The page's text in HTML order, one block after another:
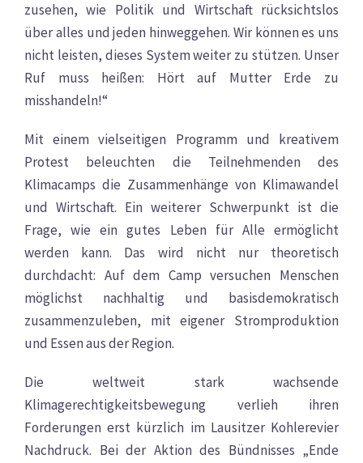
zusehen, wie Politik und Wirtschaft rücksichtslos
über alles und jeden hinweggehen. Wir können es uns
nicht leisten, dieses System weiter zu stützen. Unser
Ruf muss heißen: Hört auf Mutter Erde zu
misshandeln!“
Mit einem vielseitigen Programm und kreativem
Protest beleuchten die Teilnehmenden des
Klimacamps die Zusammenhänge von Klimawandel
und Wirtschaft. Ein weiterer Schwerpunkt ist die
Frage, wie ein gutes Leben für Alle ermöglicht
werden kann. Das wird nicht nur theoretisch
durchdacht: Auf dem Camp versuchen Menschen
möglichst nachhaltig und basisdemokratisch
zusammenzuleben, mit eigener Stromproduktion
und Essen aus der Region.
Die weltweit stark wachsende
Klimagerechtigkeitsbewegung verlieh ihren
Forderungen erst kürzlich im Lausitzer Kohlerevier
Nachdruck. Bei der Aktion des Bündnisses „Ende